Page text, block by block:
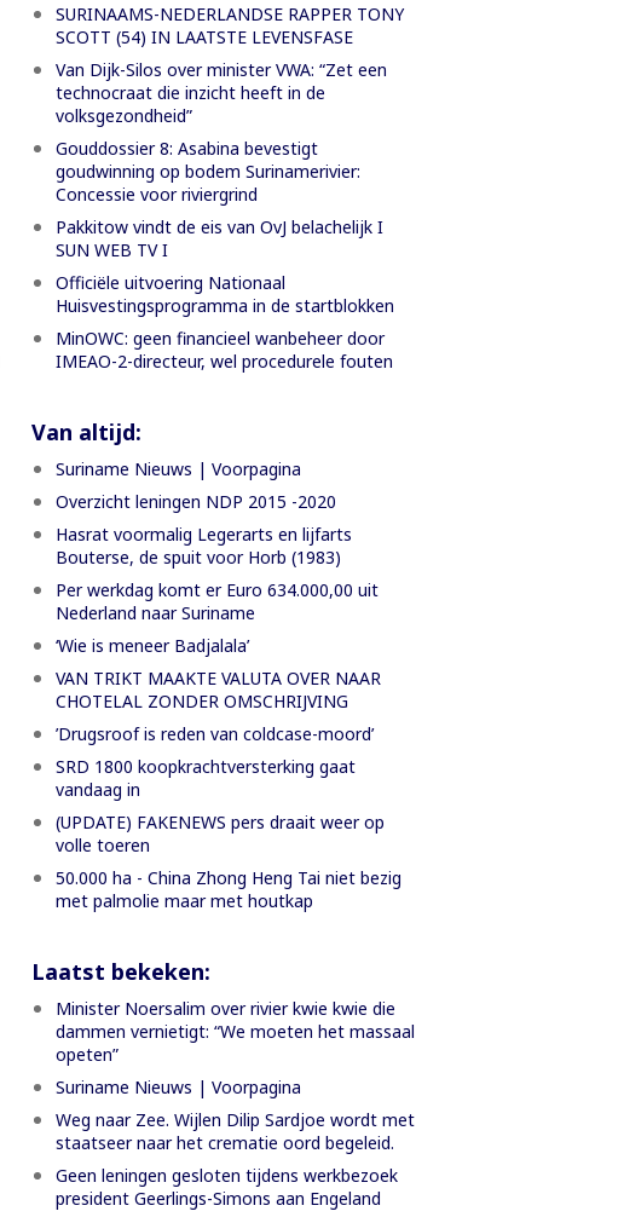
SURINAAMS-NEDERLANDSE RAPPER TONY
SCOTT (54) IN LAATSTE LEVENSFASE
Van Dijk-Silos over minister VWA: “Zet een
technocraat die inzicht heeft in de
volksgezondheid”
Gouddossier 8: Asabina bevestigt
goudwinning op bodem Surinamerivier:
Concessie voor riviergrind
Pakkitow vindt de eis van OvJ belachelijk I
SUN WEB TV I
Officiële uitvoering Nationaal
Huisvestingsprogramma in de startblokken
MinOWC: geen financieel wanbeheer door
IMEAO-2-directeur, wel procedurele fouten
Van altijd:
Suriname Nieuws | Voorpagina
Overzicht leningen NDP 2015 -2020
Hasrat voormalig Legerarts en lijfarts
Bouterse, de spuit voor Horb (1983)
Per werkdag komt er Euro 634.000,00 uit
Nederland naar Suriname
‘Wie is meneer Badjalala’
VAN TRIKT MAAKTE VALUTA OVER NAAR
CHOTELAL ZONDER OMSCHRIJVING
’Drugsroof is reden van coldcase-moord’
SRD 1800 koopkrachtversterking gaat
vandaag in
(UPDATE) FAKENEWS pers draait weer op
volle toeren
50.000 ha - China Zhong Heng Tai niet bezig
met palmolie maar met houtkap
Laatst bekeken:
Minister Noersalim over rivier kwie kwie die
dammen vernietigt: “We moeten het massaal
opeten”
Suriname Nieuws | Voorpagina
Weg naar Zee. Wijlen Dilip Sardjoe wordt met
staatseer naar het crematie oord begeleid.
Geen leningen gesloten tijdens werkbezoek
president Geerlings-Simons aan Engeland